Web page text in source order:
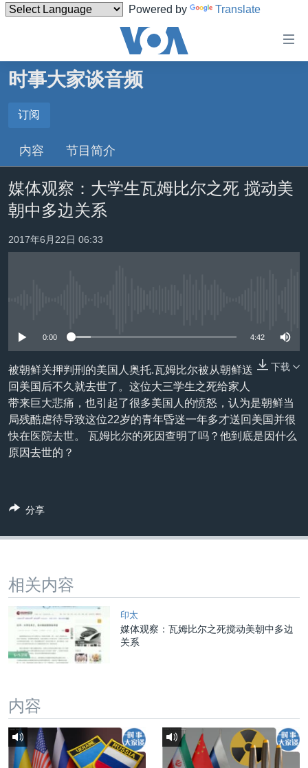
Powered by Translate
碍
到
内
跳
转
到
检
索
主页
美国
台湾
港澳
国际
最新国际新闻
非洲
美洲
全球议题
分类新闻
军事
劳工
环境
国会报道
美中关系
美国建国250周年
埃博拉疫情
美国之音专访
南中国海争端
关注西藏
GEN Z 看美国
VOA今日焦点
中文广播
关注我们
时事大家谈音频
订阅
Spotify
订阅
内容 节目简介
媒体观察：大学生瓦姆比尔之死 搅动美
朝中多边关系
2017年6月22日 06:33
0:00 4:42
下载
被朝鲜关押判刑的美国人奥托.瓦姆比尔被从朝鲜送
回美国后不久就去世了。这位大三学生之死给家人
带来巨大悲痛，也引起了很多美国人的愤怒，认为是朝鲜当
局残酷虐待导致这位22岁的青年昏迷一年多才送回美国并很
快在医院去世。 瓦姆比尔的死因查明了吗？他到底是因什么
原因去世的？
分享
相关内容
印太
媒体观察：瓦姆比尔之死搅动美朝中多边
关系
内容